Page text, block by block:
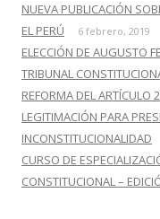
NUEVA PUBLICACIÓN
EL PERÚ
6 febrero, 2019
ELECCIÓN DE AUGUSTO
TRIBUNAL
REFORMA DEL ARTÍCULO
LEGITIMACIÓN PARA
INCONSTITUCIONALIDAD
CURSO DE
CONSTITUCIONAL –